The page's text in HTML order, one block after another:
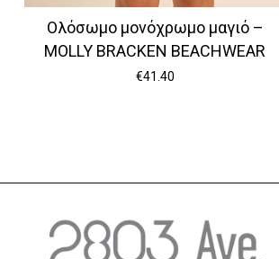
Ολόσωμο μονόχρωμο μαγιό –
MOLLY BRACKEN BEACHWEAR
€41.40